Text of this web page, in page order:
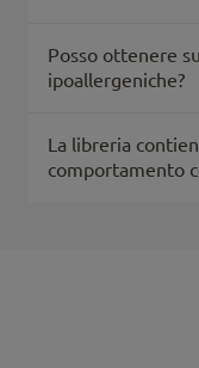
Posso ottenere
ipoallergeniche?
La libreria
comportamento